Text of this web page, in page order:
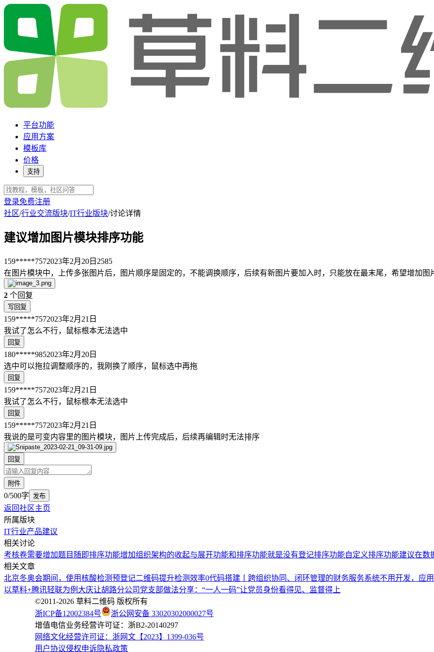
平台功能
应用方案
模板库
价格
支持
登录免费注册
社区/行业交流版块/IT行业版块/讨论详情
建议增加图片模块排序功能
159*****7572023年2月20日 2585
在图片模块中，上传多张图片后，图片顺序是固定的，不能调换顺序，后续有新图片要加入时，只能放在最末尾，希望增加图
2 个回复
写回复
159*****7572023年2月21日
我试了怎么不行，鼠标根本无法选中
回复
180*****9852023年2月20日
选中可以拖拉调整顺序的，我刚换了顺序，鼠标选中再拖
回复
159*****7572023年2月21日
我试了怎么不行，鼠标根本无法选中
回复
159*****7572023年2月21日
我说的是可变内容里的图片模块，图片上传完成后，后续再编辑时无法排序
回复
附件
0/500字 发布
返回社区主页
所属版块
IT行业产品建议
相关讨论
考核卷需要增加题目随即排序功能增加组织架构的收起与展开功能和排序功能就是没有登记排序功能自定义排序功能建议在数
相关文章
北京冬奥会期间，使用核酸检测预登记二维码提升检测效率0代码搭建丨跨组织协同、闭环管理的财务服务系统不用开发，应
以草料+腾讯轻联为例 大庆让胡路分公司党支部做法分享：“一人一码”让党员身份看得见、监督得上
©2011-2026 草料二维码 版权所有
浙ICP备12002384号
浙公网安备 33020302000027号
增值电信业务经营许可证：浙B2-20140297
网络文化经营许可证：浙网文【2023】1399-036号
用户协议侵权申诉隐私政策